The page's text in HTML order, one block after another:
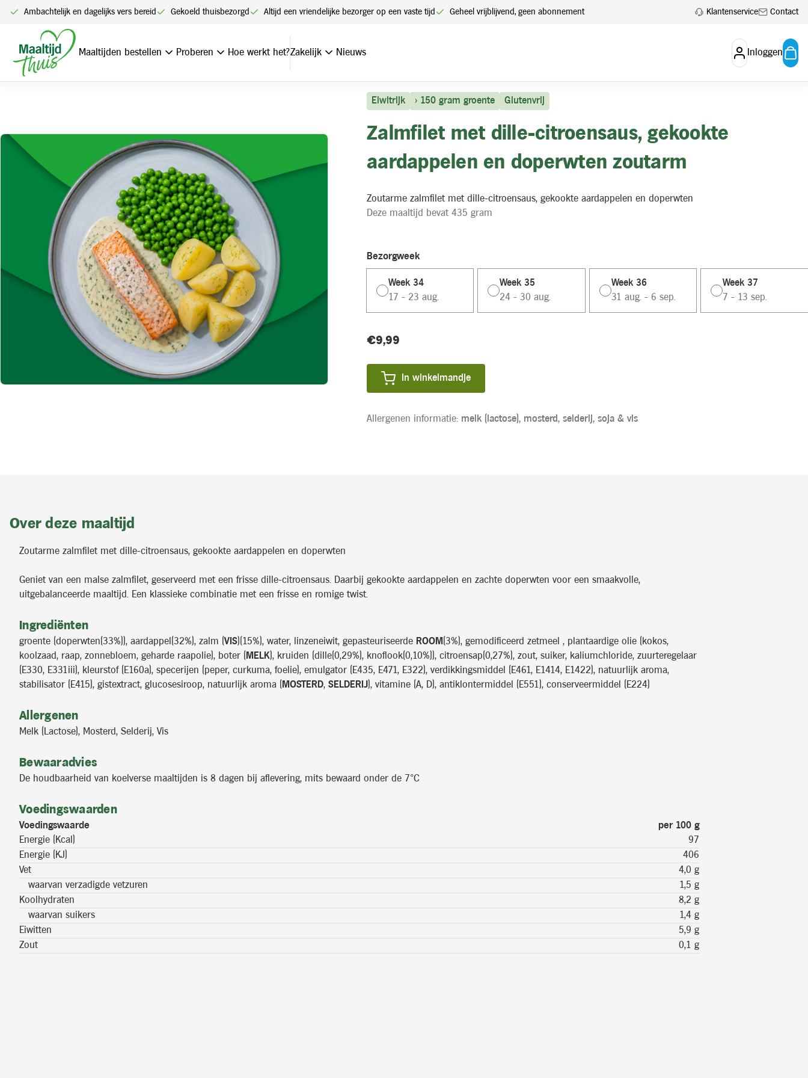
Ambachtelijk en dagelijks vers bereid Gekoeld thuisbezorgd Altijd een vriendelijke bezorger op een vaste tijd Geheel vrijblijvend, geen abonnement Klantenservice Contact
Maaltijden bestellen Proberen Hoe werkt het?Zakelijk Nieuws Inloggen
HomeZalmfilet met dille-citroensaus, gekookte aardappelen en doperwten zoutarm
Eiwitrijk > 150 gram groente Glutenvrij
Zalmfilet met dille-citroensaus, gekookte
aardappelen en doperwten zoutarm
Zoutarme zalmfilet met dille-citroensaus, gekookte aardappelen en doperwten
Deze maaltijd bevat 435 gram
Bezorgweek
Week 34
17 - 23 aug.
Week 35
24 - 30 aug.
Week 36
31 aug. - 6 sep.
Week 37
7 - 13 sep.
Huidige
Product
prijs:
€9,99
In winkelmandje
Allergenen informatie: melk (lactose), mosterd, selderij, soja & vis
Over deze maaltijd
Zoutarme zalmfilet met dille-citroensaus, gekookte aardappelen en doperwten
Geniet van een malse zalmfilet, geserveerd met een frisse dille-citroensaus. Daarbij gekookte aardappelen en zachte doperwten voor een smaakvolle,
uitgebalanceerde maaltijd. Een klassieke combinatie met een frisse en romige twist.
Ingrediënten
groente (doperwten(33%)), aardappel(32%), zalm (VIS)(15%), water, linzeneiwit, gepasteuriseerde ROOM (3%), gemodificeerd zetmeel , plantaardige olie (kokos,
koolzaad, raap, zonnebloem, geharde raapolie), boter ( MELK), kruiden (dille(0,29%), knoflook(0,10%)), citroensap(0,27%), zout, suiker, kaliumchloride, zuurteregelaar
(E330, E331iii), kleurstof (E160a), specerijen (peper, curkuma, foelie), emulgator (E435, E471, E322), verdikkingsmiddel (E461, E1414, E1422), natuurlijk aroma,
stabilisator (E415), gistextract, glucosesiroop, natuurlijk aroma ( MOSTERD, SELDERIJ), vitamine (A, D), antiklontermiddel (E551), conserveermiddel (E224)
Allergenen
Melk (Lactose), Mosterd, Selderij, Vis
Bewaaradvies
De houdbaarheid van koelverse maaltijden is 8 dagen bij aflevering, mits bewaard onder de 7°C
Voedingswaarden
Voedingswaarde
per 100 g
Energie (Kcal)
97
Energie (KJ)
406
Vet
4,0 g
waarvan verzadigde vetzuren
1,5 g
Koolhydraten
8,2 g
waarvan suikers
1,4 g
Eiwitten
5,9 g
Zout
0,1 g